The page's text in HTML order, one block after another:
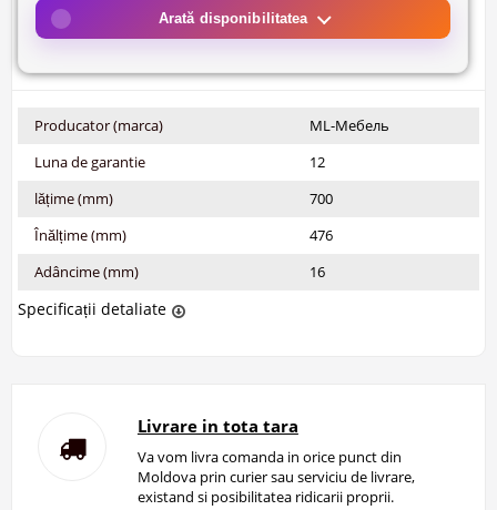
Arată disponibilitatea
Producator (marca)
ML-Мебель
Luna de garantie
12
lățime (mm)
700
Înălțime (mm)
476
Adâncime (mm)
16
Specificații detaliate
Livrare in tota tara
Va vom livra comanda in orice punct din
Moldova prin curier sau serviciu de livrare,
existand si posibilitatea ridicarii proprii.